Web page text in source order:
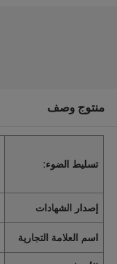
منتوج وصف
تسليط الضوء:
إصدار الشهادات
اسم العلامة التجارية